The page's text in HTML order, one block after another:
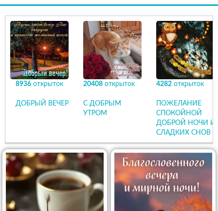
8936открыток
ДОБРЫЙ ВЕЧЕР
20408 открыток
С ДОБРЫМ
УТРОМ
4282 открыток
ПОЖЕЛАНИЕ
СПОКОЙНОЙ
ДОБРОЙ НОЧИ И
СЛАДКИХ СНОВ